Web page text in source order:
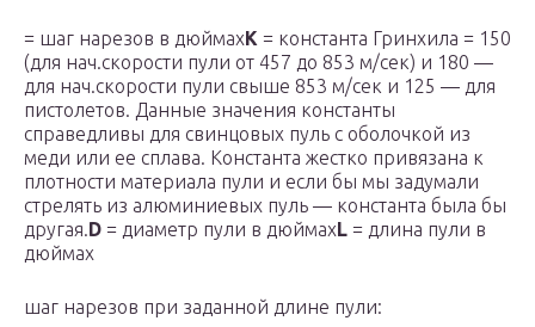
= шаг нарезов в дюймахK = константа Гринхила = 150
(для нач.скорости пули от 457 до 853 м/сек) и 180 —
для нач.скорости пули свыше 853 м/сек и 125 — для
пистолетов. Данные значения константы
справедливы для свинцовых пуль с оболочкой из
меди или ее сплава. Константа жестко привязана к
плотности материала пули и если бы мы задумали
стрелять из алюминиевых пуль — константа была бы
другая.D = диаметр пули в дюймахL = длина пули в
дюймах
шаг нарезов при заданной длине пули: